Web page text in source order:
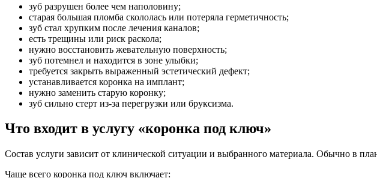
зуб разрушен более чем наполовину;
старая большая пломба скололась или потеряла герметичность;
зуб стал хрупким после лечения каналов;
есть трещины или риск раскола;
нужно восстановить жевательную поверхность;
зуб потемнел и находится в зоне улыбки;
требуется закрыть выраженный эстетический дефект;
устанавливается коронка на имплант;
нужно заменить старую коронку;
зуб сильно стерт из-за перегрузки или бруксизма.
Что входит в услугу «коронка под ключ»
Состав услуги зависит от клинической ситуации и выбранного материала. Обычно в
Чаще всего коронка под ключ включает: